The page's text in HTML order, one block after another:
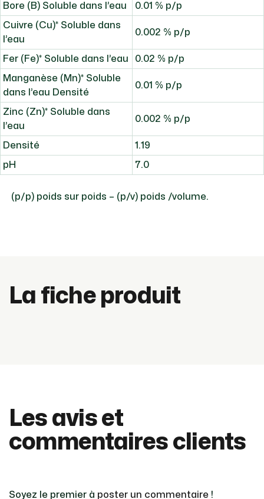
Bore (B) Soluble dans l’eau 0.01 % p/p
Cuivre (Cu)* Soluble dans
l’eau
0.002 % p/p
Fer (Fe)* Soluble dans l’eau 0.02 % p/p
Manganèse (Mn)* Soluble
dans l’eau Densité
0.01 % p/p
Zinc (Zn)* Soluble dans
l’eau
0.002 % p/p
Densité 1.19
pH 7.0
(p/p) poids sur poids – (p/v) poids /volume.
La fiche produit
Les avis et
commentaires clients
Soyez le premier à poster un commentaire !